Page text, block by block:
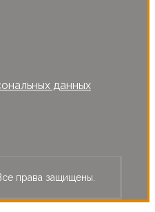
данных
права защищены.